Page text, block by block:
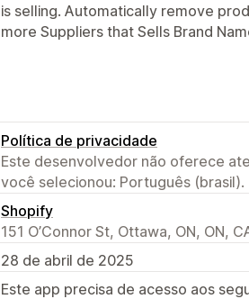
is selling. Automatically remove
more Suppliers that Sells Brand
Política de privacidade
Este desenvolvedor não oferece
você selecionou: Português (brasil).
Shopify
151 O’Connor St, Ottawa, ON, ON,
28 de abril de 2025
Este app precisa de acesso aos